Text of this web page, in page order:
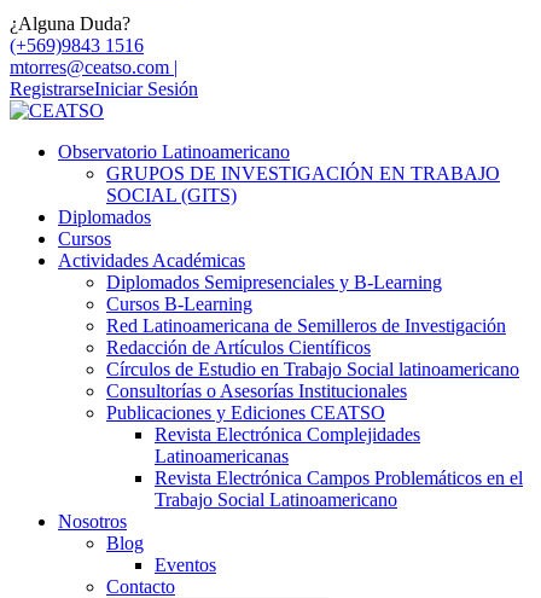
¿Alguna Duda?
(+569)9843 1516
mtorres@ceatso.com |
RegistrarseIniciar Sesión
Observatorio Latinoamericano
GRUPOS DE INVESTIGACIÓN EN TRABAJO
SOCIAL (GITS)
Diplomados
Cursos
Actividades Académicas
Diplomados Semipresenciales y B-Learning
Cursos B-Learning
Red Latinoamericana de Semilleros de Investigación
Redacción de Artículos Científicos
Círculos de Estudio en Trabajo Social latinoamericano
Consultorías o Asesorías Institucionales
Publicaciones y Ediciones CEATSO
Revista Electrónica Complejidades
Latinoamericanas
Revista Electrónica Campos Problemáticos en el
Trabajo Social Latinoamericano
Nosotros
Blog
Eventos
Contacto